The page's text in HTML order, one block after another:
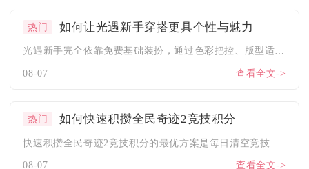
热门 如何让光遇新手穿搭更具个性与魅力
光遇新手完全依靠免费基础装扮，通过色彩把控、版型适配、小众单...
08-07 查看全文->
热门 如何快速积攒全民奇迹2竞技积分
08-07 查看全文->